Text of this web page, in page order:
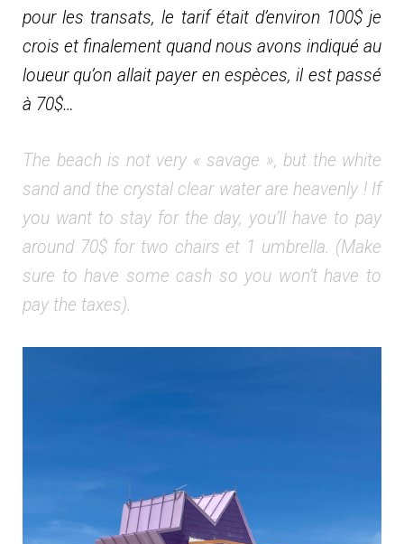
pour les transats, le tarif était d’environ 100$ je
crois et finalement quand nous avons indiqué au
loueur qu’on allait payer en espèces, il est passé
à 70$…
The beach is not very « savage », but the white
sand and the crystal clear water are heavenly ! If
you want to stay for the day, you’ll have to pay
around 70$ for two chairs et 1 umbrella. (Make
sure to have some cash so you won’t have to
pay the taxes).